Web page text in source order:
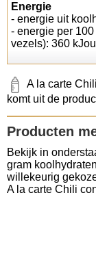
Energie
- energie uit
- energie per
vezels): 360
A la carte
komt uit de
Producten
Bekijk in
gram
willekeurig
A la carte Chili